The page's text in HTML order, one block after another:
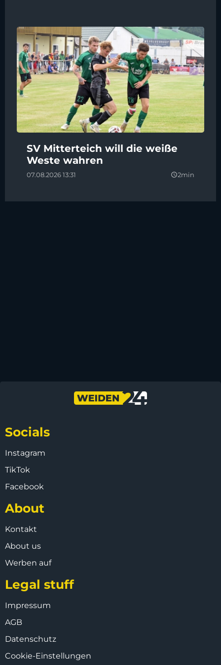
SV Mitterteich will die weiße
Weste wahren
07.08.2026 13:31 query_builder2min
Socials
Instagram
TikTok
Facebook
About
Kontakt
About us
Werben auf
Legal stuff
Impressum
AGB
Datenschutz
Cookie-Einstellungen